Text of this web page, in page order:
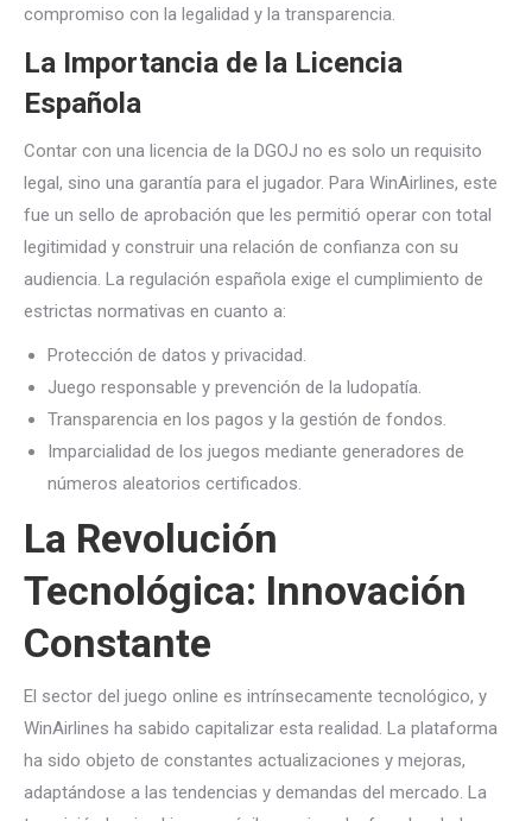
compromiso con la legalidad y la transparencia.
La Importancia de la Licencia
Española
Contar con una licencia de la DGOJ no es solo un requisito
legal, sino una garantía para el jugador. Para WinAirlines, este
fue un sello de aprobación que les permitió operar con total
legitimidad y construir una relación de confianza con su
audiencia. La regulación española exige el cumplimiento de
estrictas normativas en cuanto a:
Protección de datos y privacidad.
Juego responsable y prevención de la ludopatía.
Transparencia en los pagos y la gestión de fondos.
Imparcialidad de los juegos mediante generadores de
números aleatorios certificados.
La Revolución
Tecnológica: Innovación
Constante
El sector del juego online es intrínsecamente tecnológico, y
WinAirlines ha sabido capitalizar esta realidad. La plataforma
ha sido objeto de constantes actualizaciones y mejoras,
adaptándose a las tendencias y demandas del mercado. La